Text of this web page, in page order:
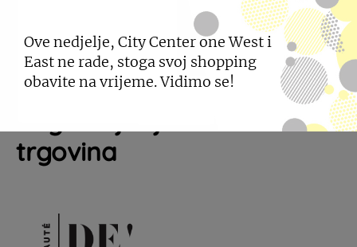
trgovina
Ove nedjelje, City Center one West i
East ne rade, stoga svoj shopping
obavite na vrijeme. Vidimo se!